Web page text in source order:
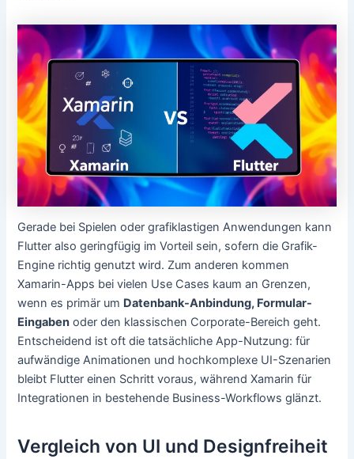
Gerade bei Spielen oder grafiklastigen Anwendungen kann
Flutter also geringfügig im Vorteil sein, sofern die Grafik-
Engine richtig genutzt wird. Zum anderen kommen
Xamarin-Apps bei vielen Use Cases kaum an Grenzen,
wenn es primär um Datenbank-Anbindung, Formular-
Eingaben oder den klassischen Corporate-Bereich geht.
Entscheidend ist oft die tatsächliche App-Nutzung: für
aufwändige Animationen und hochkomplexe UI-Szenarien
bleibt Flutter einen Schritt voraus, während Xamarin für
Integrationen in bestehende Business-Workflows glänzt.
Vergleich von UI und Designfreiheit